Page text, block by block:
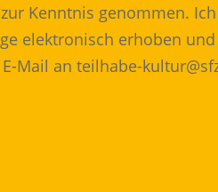
Kenntnis genommen.
elektronisch erhoben
Mail an teilhabe-